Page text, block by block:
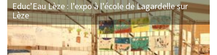
Educ’Eau Lèze : l’expo à l’école de Lagardelle sur
Lèze